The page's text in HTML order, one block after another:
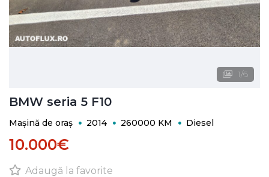
1/6
BMW seria 5 F10
Mașină de oraș 2014 260000 KM Diesel
10.000€
Adaugă la favorite